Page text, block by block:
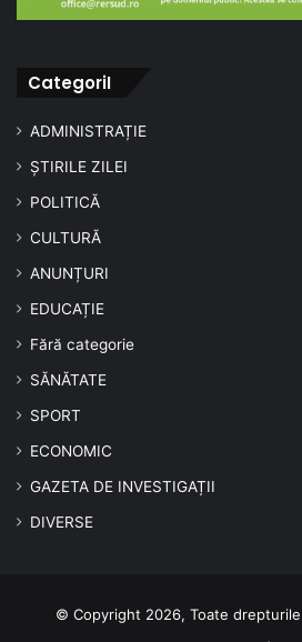
CategoriI
ADMINISTRAȚIE
ȘTIRILE ZILEI
POLITICĂ
CULTURĂ
ANUNȚURI
EDUCAȚIE
Fără categorie
SĂNĂTATE
SPORT
ECONOMIC
GAZETA DE INVESTIGAȚII
DIVERSE
© Copyright 2026, Toate drepturile